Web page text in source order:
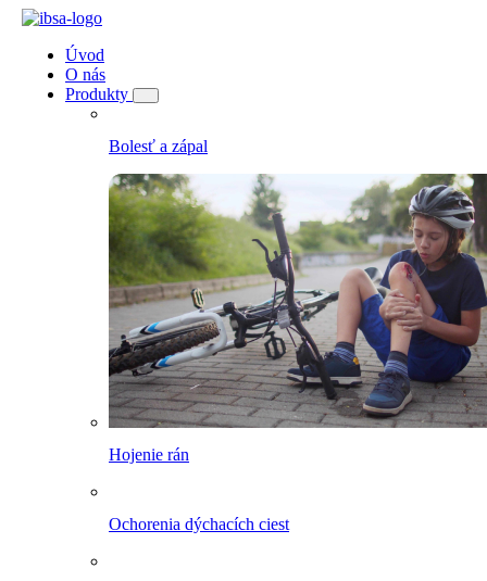
Úvod
O nás
Produkty
Bolesť a zápal
Hojenie rán
Ochorenia dýchacích ciest